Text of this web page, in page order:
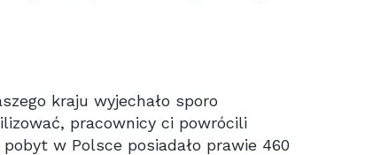
kraju wyjechało sporo
pracownicy ci powrócili
w Polsce posiadało prawie 460